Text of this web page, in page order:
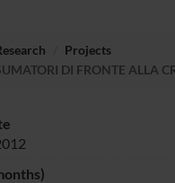
Projects
DI FRONTE ALLA